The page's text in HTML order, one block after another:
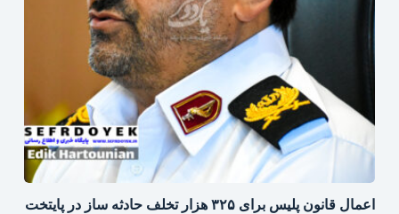
اعمال قانون پلیس برای ۳۲۵ هزار تخلف حادثه ساز در پایتخت